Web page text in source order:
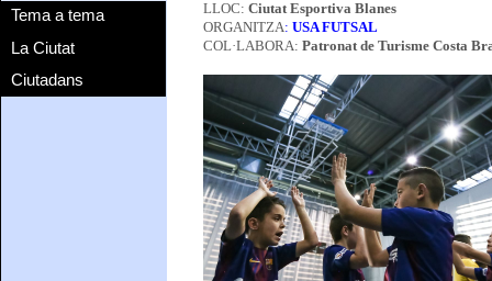
Tema a tema
La Ciutat
Ciutadans
LLOC: Ciutat Esportiva Blanes
ORGANITZA: USA FUTSAL
COL·LABORA: Patronat de Turisme Costa